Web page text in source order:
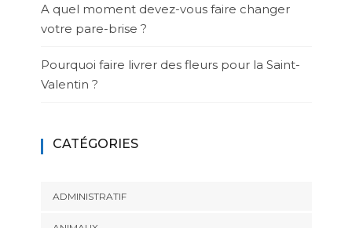
A quel moment devez-vous faire changer
votre pare-brise ?
Pourquoi faire livrer des fleurs pour la Saint-
Valentin ?
CATÉGORIES
ADMINISTRATIF